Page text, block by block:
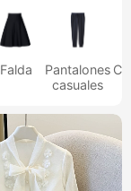
Falda
Pantalones
casuales